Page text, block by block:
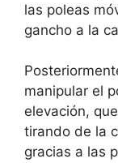
las poleas
gancho a la
manipular el
elevación,
tirando de la
gracias a las